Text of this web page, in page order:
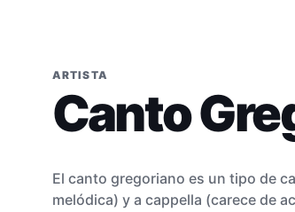
ARTISTA
Canto
El canto gregoriano es un tipo de
melódica) y a cappella (carece de